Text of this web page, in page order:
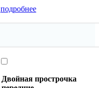
подробнее
Двойная прострочка